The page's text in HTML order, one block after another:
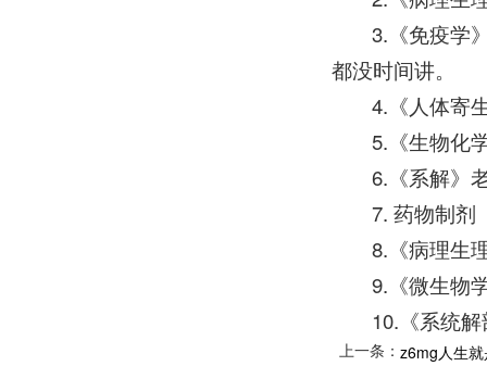
3.《免疫学
都没时间讲。
4.《人体寄
5.《生物化
6.《系解》
7. 药物制剂
8.《病理生
9.《微生物
10.《系统
上一条： z6mg人生